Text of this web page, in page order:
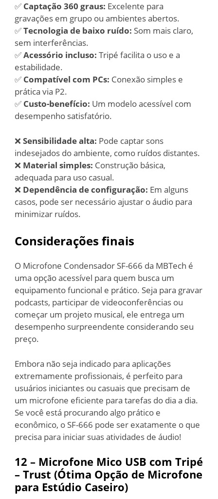
✅ Captação 360 graus: Excelente para
gravações em grupo ou ambientes abertos.
✅Tecnologia de baixo ruído: Som mais claro,
sem interferências.
✅Acessório incluso: Tripé facilita o uso e a
estabilidade.
✅ Compatível com PCs: Conexão simples e
prática via P2.
✅ Custo-benefício: Um modelo acessível com
desempenho satisfatório.
❌Sensibilidade alta: Pode captar sons
indesejados do ambiente, como ruídos distantes.
❌ Material simples: Construção básica,
adequada para uso casual.
❌ Dependência de configuração: Em alguns
casos, pode ser necessário ajustar o áudio para
minimizar ruídos.
Considerações finais
O Microfone Condensador SF-666 da MBTech é
uma opção acessível para quem busca um
equipamento funcional e prático. Seja para gravar
podcasts, participar de videoconferências ou
começar um projeto musical, ele entrega um
desempenho surpreendente considerando seu
preço.
Embora não seja indicado para aplicações
extremamente profissionais, é perfeito para
usuários iniciantes ou casuais que precisam de
um microfone eficiente para tarefas do dia a dia.
Se você está procurando algo prático e
econômico, o SF-666 pode ser exatamente o que
precisa para iniciar suas atividades de áudio!
12 – Microfone Mico USB com Tripé
– Trust (Ótima Opção de Microfone
para Estúdio Caseiro)